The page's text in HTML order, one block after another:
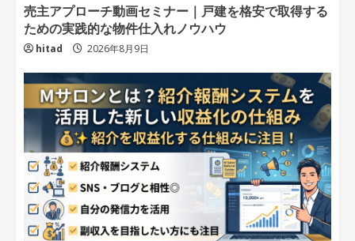
売主アプローチ動画セミナー｜戸建を格安で取得する
ための実践的な物件仕入れノウハウ
hitad 2026年8月9日